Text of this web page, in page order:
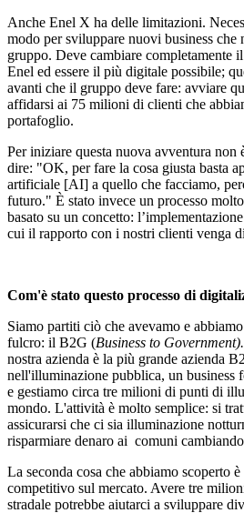
Anche Enel X ha delle limitazioni.
modo per sviluppare nuovi business che
gruppo. Deve cambiare completamente
Enel ed essere il più digitale possibile;
avanti che il gruppo deve fare: avviare
affidarsi ai 75 milioni di clienti che
portafoglio.
Per iniziare questa nuova avventura non
dire: "OK, per fare la cosa giusta basta
artificiale [AI] a quello che facciamo,
futuro." È stato invece un processo
basato su un concetto:
cui il rapporto con i nostri clienti venga
Com'è stato questo processo di
Siamo partiti ciò che avevamo e
fulcro: il B2G (Business to Government).
nostra azienda è la più grande azienda
nell'illuminazione pubblica, un business
e gestiamo circa tre milioni di punti di
mondo. L'attività è molto semplice: si
assicurarsi che ci sia illuminazione
risparmiare denaro ai comuni
La seconda cosa che abbiamo scoperto
competitivo sul mercato. Avere tre
stradale potrebbe aiutarci a sviluppare